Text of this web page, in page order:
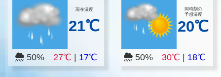
現在温度
21℃
50% 27℃ 17℃
同時刻の
予想温度
20℃
50%30℃ 18℃